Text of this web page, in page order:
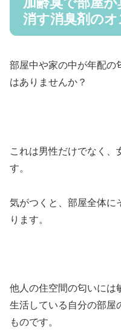
消す消臭剤の
部屋中や家の中が年配の
はありませんか？
これは男性だけでなく、
す。
気がつくと、部屋全体に
ります。
他人の住空間の匂いには
生活している自分の部屋
ものです。